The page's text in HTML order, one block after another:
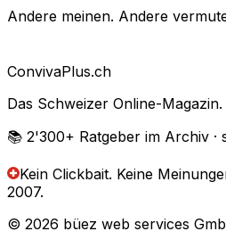
Andere meinen. Andere
ConvivaPlus.ch
Das Schweizer Online-Magazin.
📚 2'300+ Ratgeber im Archiv ·
Kein Clickbait. Keine
2007.
© 2026 büez web services